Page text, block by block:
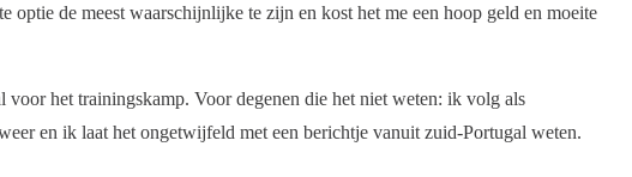
de meest waarschijnlijke te zijn en kost het me een hoop geld en moeite
het trainingskamp. Voor degenen die het niet weten: ik volg als
en ik laat het ongetwijfeld met een berichtje vanuit zuid-Portugal weten.